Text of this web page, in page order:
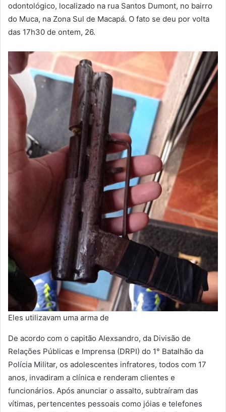
odontológico, localizado na rua Santos Dumont, no bairro
do Muca, na Zona Sul de Macapá. O fato se deu por volta
das 17h30 de ontem, 26.
Eles utilizavam uma arma de
De acordo com o capitão Alexsandro, da Divisão de
Relações Públicas e Imprensa (DRPI) do 1° Batalhão da
Polícia Militar, os adolescentes infratores, todos com 17
anos, invadiram a clínica e renderam clientes e
funcionários. Após anunciar o assalto, subtraíram das
vítimas, pertencentes pessoais como jóias e telefones